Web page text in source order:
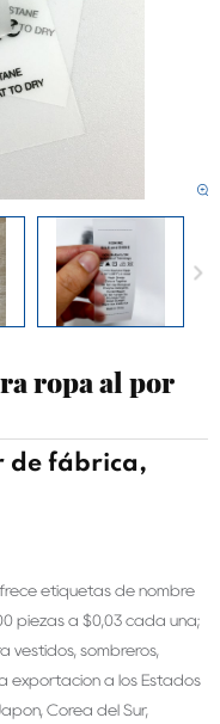
ropa al por
de fábrica,
etiquetas de nombre
piezas a $0,03 cada una;
sombreros,
exportación a los Estados
Corea del Sur,